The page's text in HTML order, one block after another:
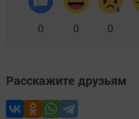
0 0 0
Расскажите друзьям